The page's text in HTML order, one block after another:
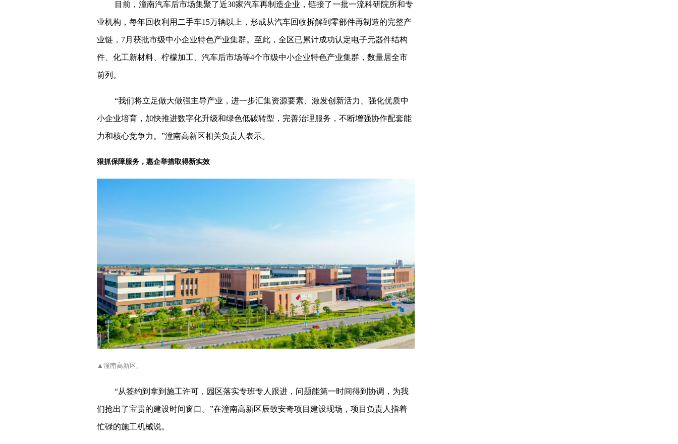
目前，潼南汽车后市场集聚了近30家汽车再制造企业，链接了一批一流科研院所和专
业机构，每年回收利用二手车15万辆以上，形成从汽车回收拆解到零部件再制造的完整产
业链，7月获批市级中小企业特色产业集群。至此，全区已累计成功认定电子元器件结构
件、化工新材料、柠檬加工、汽车后市场等4个市级中小企业特色产业集群，数量居全市
前列。
“我们将立足做大做强主导产业，进一步汇集资源要素、激发创新活力、强化优质中
小企业培育，加快推进数字化升级和绿色低碳转型，完善治理服务，不断增强协作配套能
力和核心竞争力。”潼南高新区相关负责人表示。
狠抓保障服务，惠企举措取得新实效
▲潼南高新区。
“从签约到拿到施工许可，园区落实专班专人跟进，问题能第一时间得到协调，为我
们抢出了宝贵的建设时间窗口。”在潼南高新区辰致安奇项目建设现场，项目负责人指着
忙碌的施工机械说。